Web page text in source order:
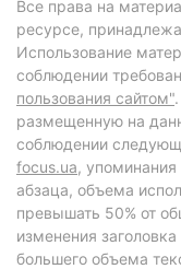
Все права на
ресурсе,
Использование
соблюдении
пользования сайтом"
размещенную на
соблюдении
focus.ua,
абзаца, объема
превышать 50% от
изменения
большего объема